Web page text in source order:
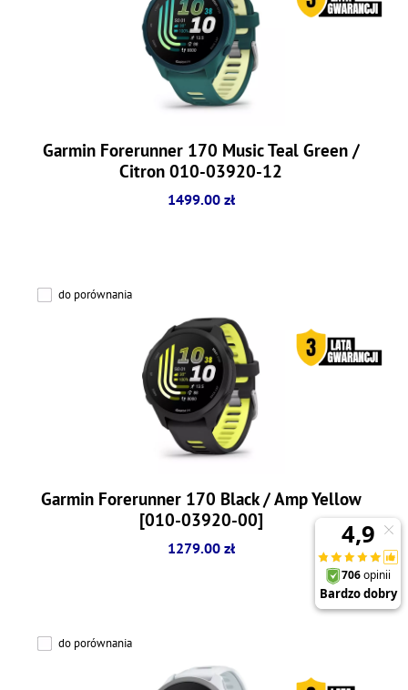
Garmin Forerunner 170 Music Teal Green /
Citron 010-03920-12
1499.00 zł
do porównania
Garmin Forerunner 170 Black / Amp Yellow
[010-03920-00]
1279.00 zł
do porównania